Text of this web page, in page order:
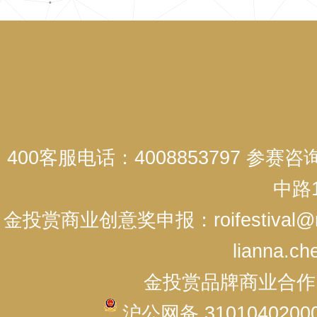
400客服电话：4008853797 参赛咨
中路
金投赏商业创意奖申报：
金投赏品牌商业合